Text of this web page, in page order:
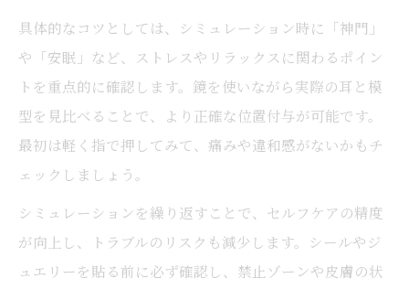
具体的なコツとしては、シミュレーション時に「神門」
や「安眠」など、ストレスやリラックスに関わるポイン
トを重点的に確認します。鏡を使いながら実際の耳と模
型を見比べることで、より正確な位置付与が可能です。
最初は軽く指で押してみて、痛みや違和感がないかもチ
ェックしましょう。
シミュレーションを繰り返すことで、セルフケアの精度
が向上し、トラブルのリスクも減少します。シールやジ
ュエリーを貼る前に必ず確認し、禁止ゾーンや皮膚の状